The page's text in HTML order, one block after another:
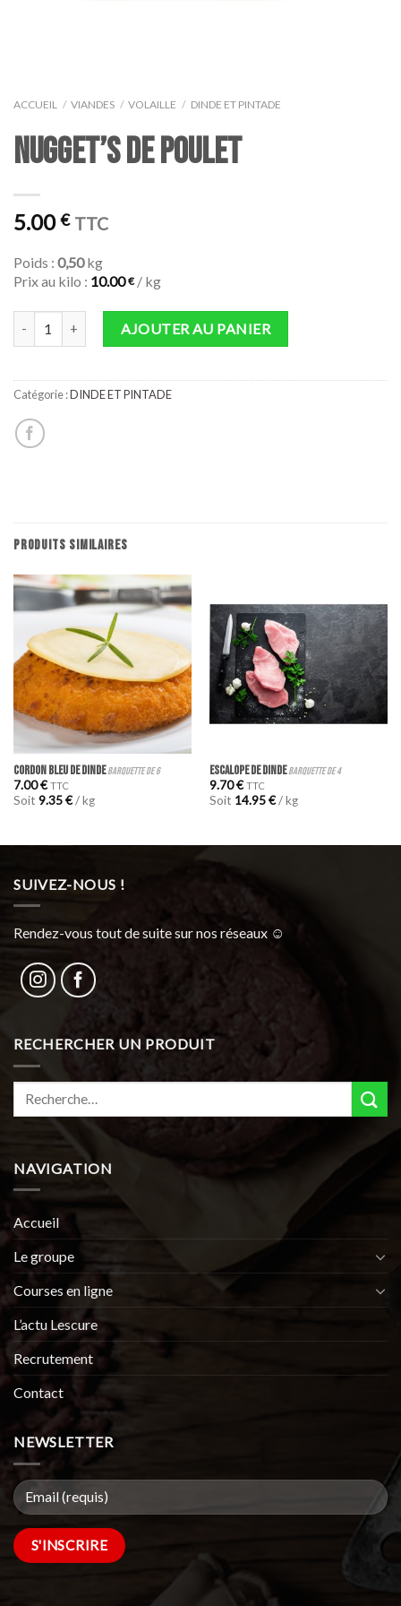
ACCUEIL / VIANDES / VOLAILLE / DINDE ET PINTADE
NUGGET’S DE POULET
5.00€ TTC
Poids : 0,50kg
Prix au kilo : 10.00€/ kg
quantité de NUGGET'S DE POULET
AJOUTER AU PANIER
Catégorie :DINDE ET PINTADE
PRODUITS SIMILAIRES
CORDON BLEU DE DINDEbarquette de 6
7.00€ TTC
Soit 9.35€/ kg
ESCALOPE DE DINDEbarquette de 4
9.70€ TTC
Soit 14.95€/ kg
SUIVEZ-NOUS !
Rendez-vous tout de suite sur nos réseaux ☺︎
RECHERCHER UN PRODUIT
Recherche
NAVIGATION
Accueil
Le groupe
Courses en ligne
L’actu Lescure
Recrutement
Contact
NEWSLETTER